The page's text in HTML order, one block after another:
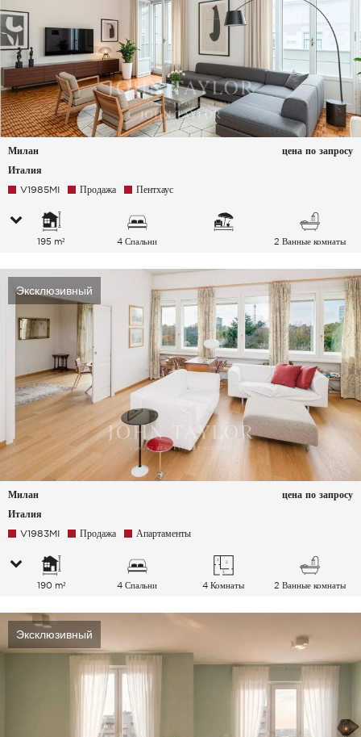
Милан
Италия
цена по запросу
V1985MI Продажа Пентхаус
195 m² 4 Спальни 2 Ванные комнаты
Эксклюзивный
Милан
Италия
цена по запросу
V1983MI Продажа Апартаменты
190 m² 4 Спальни 4 Комнаты 2 Ванные комнаты
Эксклюзивный